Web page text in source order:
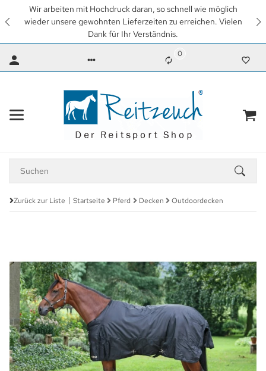
Wir arbeiten mit Hochdruck daran, so schnell wie möglich
wieder unsere gewohnten Lieferzeiten zu erreichen. Vielen
Dank für Ihr Verständnis.
0
Zurück zur Liste Startseite Pferd Decken Outdoordecken